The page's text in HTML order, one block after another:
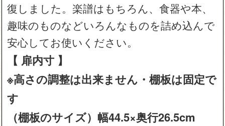
復しました。楽譜はもちろん、食器や本、
趣味のものなどいろんなものを詰め込んで
安心してお使いください。
【 扉内寸 】
※高さの調整は出来ません・棚板は固定で
す
（棚板のサイズ）幅44.5×奥行26.5cm